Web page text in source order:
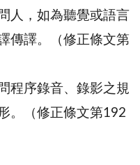
人，如為聽覺或語言
傳譯。（修正條文第
程序錄音、錄影之規
。（修正條文第192